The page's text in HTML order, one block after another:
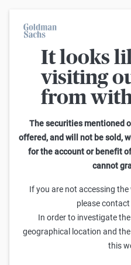
It looks
visiting
from
The securities mentioned
offered, and will not be sold,
for the account or benefit
cannot
If you are not accessing
please
In order to investigate
geographical location and
this
Çerez Tercihleri
Çerez kullanımımıza ilişkin
Çerez tercihlerinizi, aşağıdaki
“Gönder”e tıklayarak kaydedin.
tercihlerinizi değiştirebilirsiniz.
“çerez” ifadesi, web işaretçisi,
depolama gibi her türlü
bilgi için Gizlilik Politikamıza